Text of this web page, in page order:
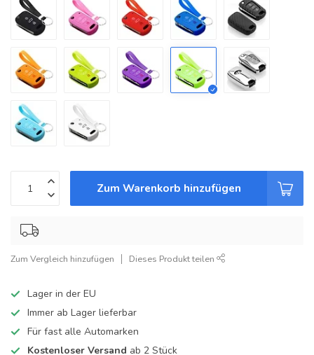
Zum Warenkorb hinzufügen
Zum Vergleich hinzufügen Dieses Produkt teilen
Lager in der EU
Immer ab Lager lieferbar
Für fast alle Automarken
Kostenloser Versand ab 2 Stück